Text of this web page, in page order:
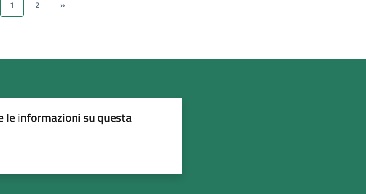
1 2 »
le informazioni su questa